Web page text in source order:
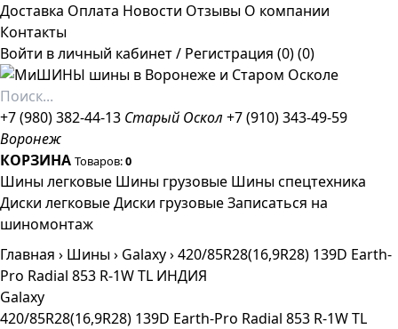
Доставка Оплата Новости Отзывы О компании
Контакты
Войти в личный кабинет/ Регистрация (0)(0)
+7 (980) 382-44-13 Старый Оскол +7 (910) 343-49-59
Воронеж
КОРЗИНА Товаров:0
Шины легковые Шины грузовые Шины спецтехника
Диски легковыеДиски грузовыеЗаписаться на
шиномонтаж
Главная › Шины› Galaxy›420/85R28(16,9R28) 139D Earth-
Pro Radial 853 R-1W TL ИНДИЯ
Galaxy
420/85R28(16,9R28) 139D Earth-Pro Radial 853 R-1W TL